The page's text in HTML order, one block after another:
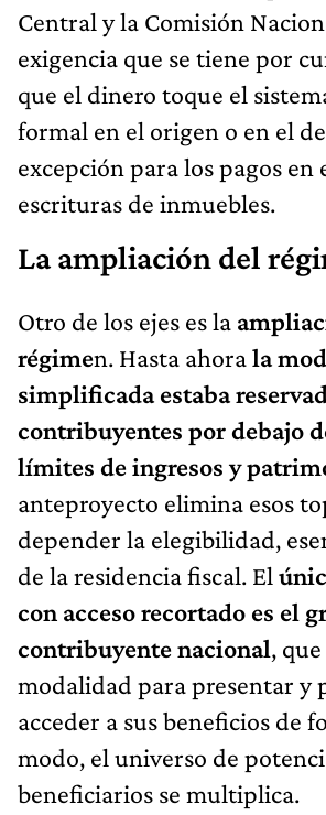
Central y la Comisión
exigencia que se tiene por
que el dinero toque el
formal en el origen o en el
excepción para los pagos en
escrituras de inmuebles.
La ampliación del
Otro de los ejes es la
régimen. Hasta ahorala
simplificada estaba
contribuyentes por debajo
límites de ingresos y
anteproyecto elimina esos
depender la elegibilidad,
de la residencia fiscal. El
con acceso recortado es el
contribuyente nacional,
modalidad para presentar y
acceder a sus beneficios de
modo, el universo de
beneficiarios se multiplica.